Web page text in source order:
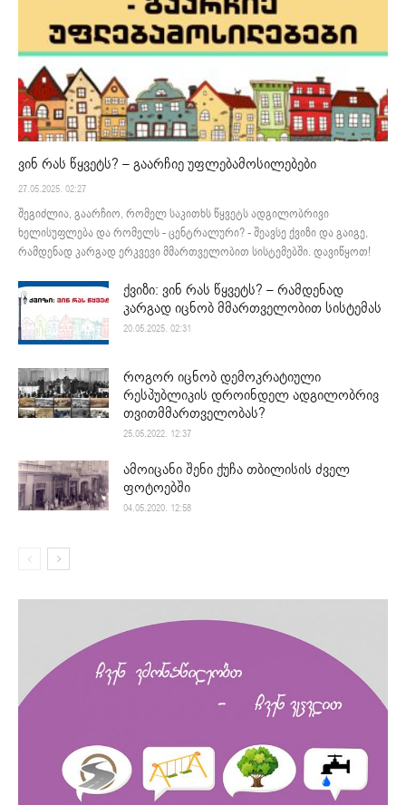
ვინ რას წყვეტს? – გაარჩიე უფლებამოსილებები
27.05.2025. 02:27
შეგიძლია, გაარჩიო, რომელ საკითხს წყვეტს ადგილობრივი
ხელისუფლება და რომელს - ცენტრალური? - შეავსე ქვიზი და გაიგე,
რამდენად კარგად ერკვევი მმართველობით სისტემებში. დავიწყოთ!
ქვიზი: ვინ რას წყვეტს? – რამდენად
კარგად იცნობ მმართველობით სისტემას
20.05.2025. 02:31
როგორ იცნობ დემოკრატიული
რესპუბლიკის დროინდელ ადგილობრივ
თვითმმართველობას?
25.05.2022. 12:37
ამოიცანი შენი ქუჩა თბილისის ძველ
ფოტოებში
04.05.2020. 12:58